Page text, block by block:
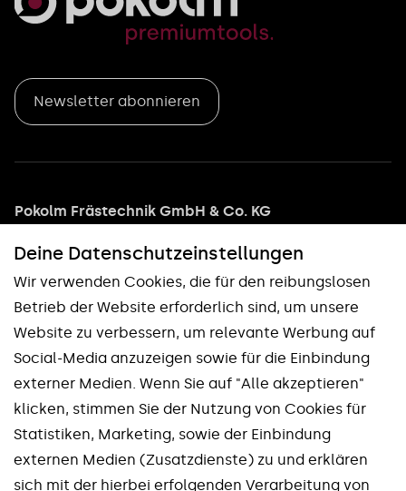
Deine Datenschutz­einstellungen
Wir verwenden Cookies, die für den reibungslosen
Betrieb der Website erforderlich sind, um unsere
Website zu verbessern, um relevante Werbung auf
Social-Media anzuzeigen sowie für die Einbindung
externer Medien. Wenn Sie auf "Alle akzeptieren"
klicken, stimmen Sie der Nutzung von Cookies für
Statistiken, Marketing, sowie der Einbindung
externen Medien (Zusatzdienste) zu und erklären
sich mit der hierbei erfolgenden Verarbeitung von
Newsletter abonnieren
Pokolm Frästechnik GmbH & Co. KG
Adam-Opel-Straße 5
Unsere Marken